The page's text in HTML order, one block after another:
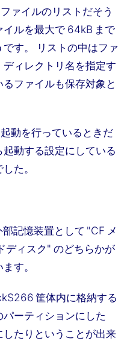
ァイルのリストだそう
ルを最大で 64kB まで
す。 リストの中はファ
ィレクトリ名を指定す
ファイルも保存対象と
動を行っているときだ
動する設定にしている
た。
記憶装置として "CF メ
ディスク" のどちらかが
す。
筐体内に格納する
ーティションにした
たりということが出来